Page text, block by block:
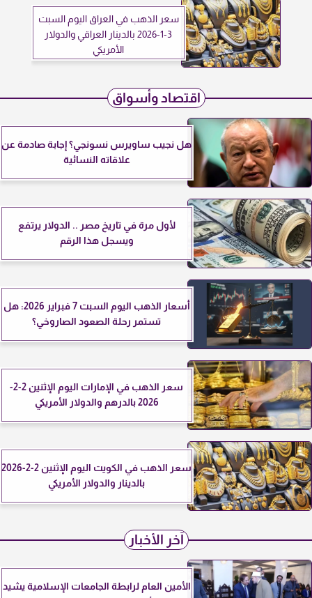
سعر الذهب في العراق اليوم السبت
3-1-2026 بالدينار العراقي والدولار
الأمريكي
اقتصاد وأسواق
هل نجيب ساويرس نسونجي؟ إجابة صادمة عن
علاقاته النسائية
لأول مرة في تاريخ مصر .. الدولار يرتفع
ويسجل هذا الرقم
أسعار الذهب اليوم السبت 7 فبراير 2026: هل
تستمر رحلة الصعود الصاروخي؟
سعر الذهب في الإمارات اليوم الإثنين 2-2-
2026 بالدرهم والدولار الأمريكي
سعر الذهب في الكويت اليوم الإثنين 2-2-2026
بالدينار والدولار الأمريكي
آخر الأخبار
الأمين العام لرابطة الجامعات الإسلامية يشيد